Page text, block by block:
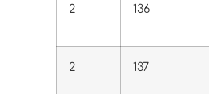
2 136
2 137